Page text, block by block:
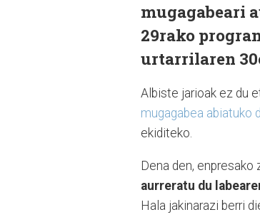
mugagabeari
29rako
urtarrilaren
Albiste jarioak ez du
mugagabea abiatuko
ekiditeko.
Dena den,
aurreratu du
Hala jakinarazi berri